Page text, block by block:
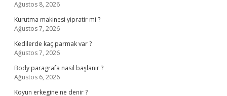
Ağustos 8, 2026
Kurutma makinesi yipratir mi ?
Ağustos 7, 2026
Kedilerde kaç parmak var ?
Ağustos 7, 2026
Body paragrafa nasıl başlanır ?
Ağustos 6, 2026
Koyun erkegine ne denir ?